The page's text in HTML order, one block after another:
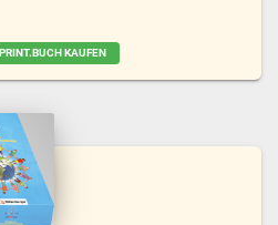
PRINT.BUCH KAUFEN